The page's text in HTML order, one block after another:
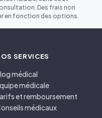
Des frais non
en fonction des options.
SERVICES
médical
médicale
et remboursement
médicaux